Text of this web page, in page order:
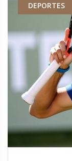
DEPORTES